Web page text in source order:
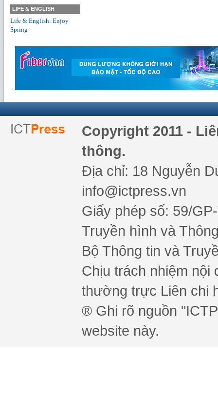
LIFE & ENGLISH
Life & English: Enjoy
Spring
Copyright 2011 -
thông.
Địa chỉ: 18 Nguyễn
info@ictpress.vn
Giấy phép số: 59/
Truyền hình và
Bộ Thông tin và
Chịu trách nhiệm nội
thường trực Liên chi
® Ghi rõ nguồn
website này.